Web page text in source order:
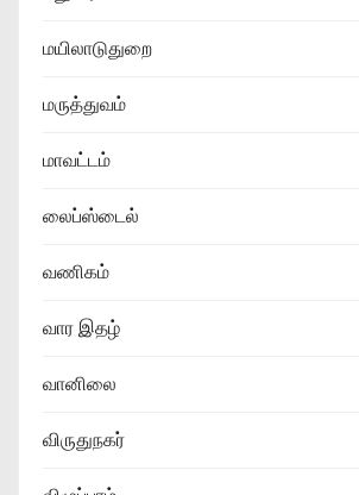
மயிலாடுதுறை
மருத்துவம்
மாவட்டம்
லைப்ஸ்டைல்
வணிகம்
வார இதழ்
வானிலை
விருதுநகர்